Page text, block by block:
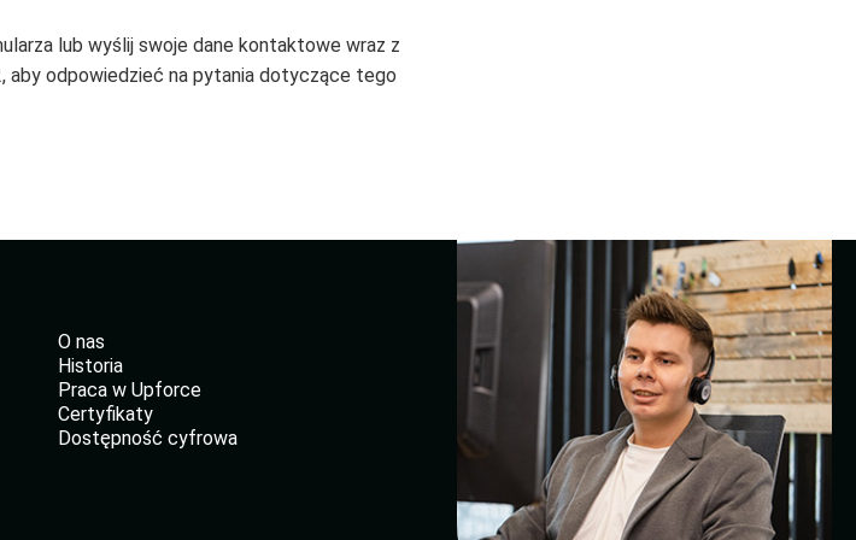
lub wyślij swoje dane kontaktowe wraz z
aby odpowiedzieć na pytania dotyczące tego
O nas
Historia
Praca w Upforce
Certyfikaty
Dostępność cyfrowa